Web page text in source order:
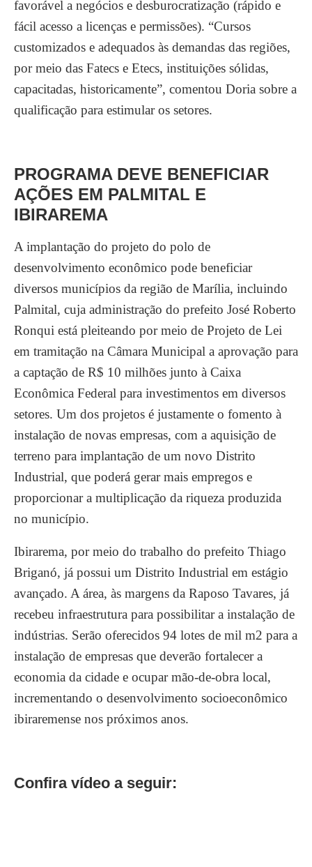
favorável a negócios e desburocratização (rápido e
fácil acesso a licenças e permissões). “Cursos
customizados e adequados às demandas das regiões,
por meio das Fatecs e Etecs, instituições sólidas,
capacitadas, historicamente”, comentou Doria sobre a
qualificação para estimular os setores.
PROGRAMA DEVE BENEFICIAR
AÇÕES EM PALMITAL E
IBIRAREMA
A implantação do projeto do polo de
desenvolvimento econômico pode beneficiar
diversos municípios da região de Marília, incluindo
Palmital, cuja administração do prefeito José Roberto
Ronqui está pleiteando por meio de Projeto de Lei
em tramitação na Câmara Municipal a aprovação para
a captação de R$ 10 milhões junto à Caixa
Econômica Federal para investimentos em diversos
setores. Um dos projetos é justamente o fomento à
instalação de novas empresas, com a aquisição de
terreno para implantação de um novo Distrito
Industrial, que poderá gerar mais empregos e
proporcionar a multiplicação da riqueza produzida
no município.
Ibirarema, por meio do trabalho do prefeito Thiago
Briganó, já possui um Distrito Industrial em estágio
avançado. A área, às margens da Raposo Tavares, já
recebeu infraestrutura para possibilitar a instalação de
indústrias. Serão oferecidos 94 lotes de mil m2 para a
instalação de empresas que deverão fortalecer a
economia da cidade e ocupar mão-de-obra local,
incrementando o desenvolvimento socioeconômico
ibiraremense nos próximos anos.
Confira vídeo a seguir: